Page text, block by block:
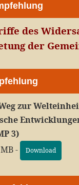
des
der
zur
3)
-
Download